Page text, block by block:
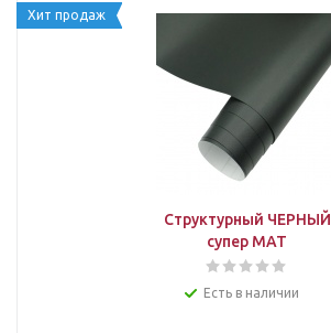
Хит продаж
Структурный ЧЕРНЫЙ
супер МАТ
Есть в наличии